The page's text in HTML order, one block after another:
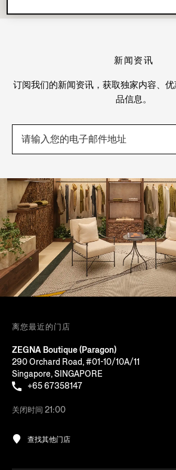
新闻资讯
订阅我们的新闻资讯，获取独家内容、
品信息。
离您最近的门店
ZEGNA Boutique (Paragon)
290 Orchard Road, #01-10/10A/11
Singapore, SINGAPORE
+65 67358147
关闭时间 21:00
查找其他门店